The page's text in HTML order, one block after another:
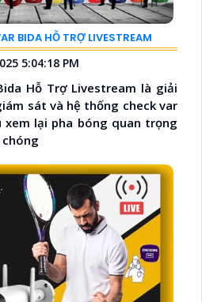
BIDA HỖ TRỢ LIVESTREAM
5:04:18 PM
Hỗ Trợ Livestream là giải
sát và hệ thống check var
lại pha bóng quan trọng